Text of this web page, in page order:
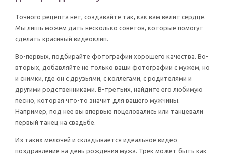
Точного рецепта нет, создавайте так, как вам велит сердце.
Мы лишь можем дать несколько советов, которые помогут
сделать красивый видеоклип.
Во-первых, подбирайте фотографии хорошего качества. Во-
вторых, добавляйте не только ваши фотографии с мужем, но
и снимки, где он с друзьями, с коллегами, с родителями и
другими родственниками. В-третьих, найдите его любимую
песню, которая что-то значит для вашего мужчины.
Например, под нее вы впервые поцеловались или танцевали
первый танец на свадьбе.
Из таких мелочей и складывается идеальное видео
поздравление на день рождения мужа. Трек может быть как